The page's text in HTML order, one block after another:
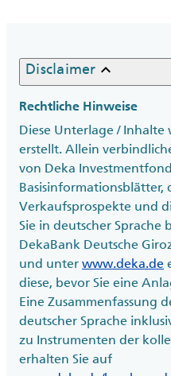
Disclaimer keyboard_arrow_up
Rechtliche Hinweise
Diese Unterlage /
erstellt. Allein
von Deka
Basisinformationsblätter,
Verkaufsprospekte und
Sie in deutscher Sprache
DekaBank Deutsche
und unter www.deka.de
diese, bevor Sie eine
Eine Zusammenfassung
deutscher Sprache
zu Instrumenten der
erhalten Sie auf